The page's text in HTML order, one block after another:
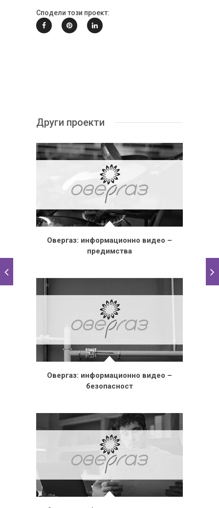
Сподели този проект:
Други проекти
Овергаз: информационно видео –
предимства
Овергаз: информационно видео –
безопасност